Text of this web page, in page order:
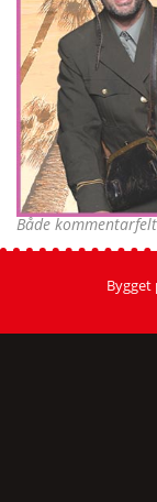
Både
Bygget